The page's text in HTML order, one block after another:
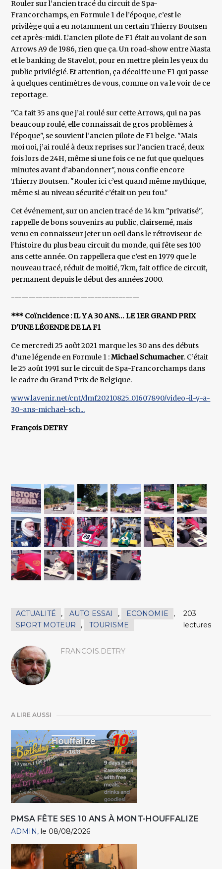
Rouler sur l’ancien tracé du circuit de Spa-
Francorchamps, en Formule 1 de l’époque, c’est le
privilège qui a eu notamment un certain Thierry Boutsen
cet après-midi. L’ancien pilote de F1 était au volant de son
Arrows A9 de 1986, rien que ça. Un road-show entre Masta
et le banking de Stavelot, pour en mettre plein les yeux du
public privilégié. Et attention, ça décoiffe une F1 qui passe
à quelques centimètres de vous, comme on va le voir de ce
reportage.
"Ca fait 35 ans que j’ai roulé sur cette Arrows, qui na pas
beaucoup roulé, elle connaissait de gros problèmes à
l’époque", se souvient l’ancien pilote de F1 belge. "Mais
moi uoi, j’ai roulé à deux reprises sur l’ancien tracé, deux
fois lors de 24H, même si une fois ce ne fut que quelques
minutes avant d’abandonner", nous confie encore
Thierry Boutsen. "Rouler ici c’est quand même mythique,
même si au niveau sécurité c’était un peu fou."
Cet événement, sur un ancien tracé de 14 km "privatisé",
rappelle de bons souvenirs au public, clairsemé, mais
venu en connaisseur jeter un oeil dans le rétroviseur de
l’histoire du plus beau circuit du monde, qui fête ses 100
ans cette année. On rappellera que c’est en 1979 que le
nouveau tracé, réduit de moitié, 7km, fait office de circuit,
permanent depuis le début des années 2000.
-------------------------------------
*** Coïncidence : IL Y A 30 ANS… LE 1ER GRAND PRIX
D’UNE LÉGENDE DE LA F1
Ce mercredi 25 août 2021 marque les 30 ans des débuts
d’une légende en Formule 1 :Michael Schumacher. C’était
le 25 août 1991 sur le circuit de Spa-Francorchamps dans
le cadre du Grand Prix de Belgique.
www.lavenir.net/cnt/dmf20210825_01607890/video-il-y-a-
30-ans-michael-sch...
François DETRY
ACTUALITÉ , AUTO ESSAI , ECONOMIE
,
SPORT MOTEUR
, TOURISME
203
lectures
FRANCOIS.DETRY
A LIRE AUSSI
PMSA FÊTE SES 10 ANS À MONT-HOUFFALIZE
ADMIN le 08/08/2026